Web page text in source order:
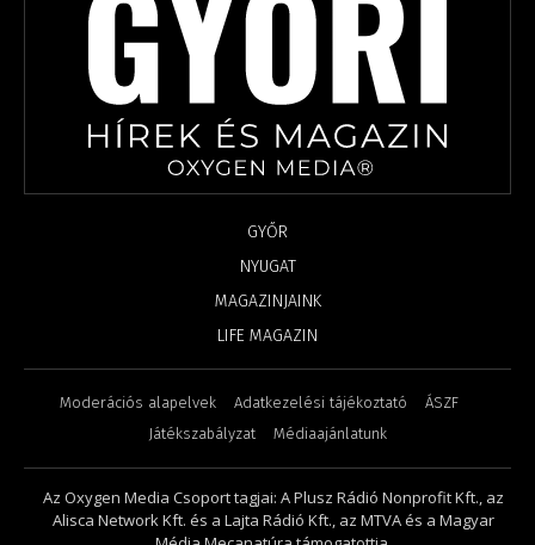
GYŐR
NYUGAT
MAGAZINJAINK
LIFE MAGAZIN
Moderációs alapelvek Adatkezelési tájékoztató
ÁSZF
Játékszabályzat
Médiaajánlatunk
Az Oxygen Media Csoport tagjai: A Plusz Rádió Nonprofit Kft., az
Alisca Network Kft. és a Lajta Rádió Kft., az MTVA és a Magyar